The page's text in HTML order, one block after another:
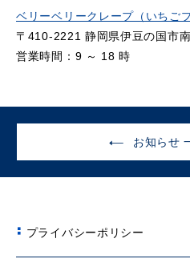
ベリーベリークレープ（いちご
〒410-2221 静岡県伊豆の国市
営業時間：9 ～ 18 時
お知らせ
プライバシーポリシー